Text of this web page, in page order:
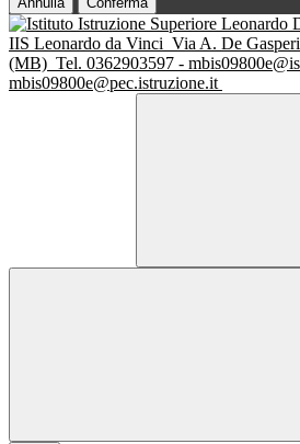
IIS Leonardo da Vinci Via A. De
(MB) Tel. 0362903597 -
mbis09800e@pec.istruzione.it